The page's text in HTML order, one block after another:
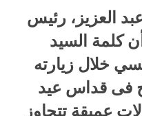
العزيز، رئيس
كلمة السيد
خلال زيارته
فى قداس عيد
عميقة تتجاوز